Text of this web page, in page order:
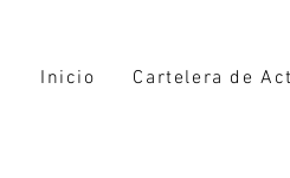
Inicio Cartelera de